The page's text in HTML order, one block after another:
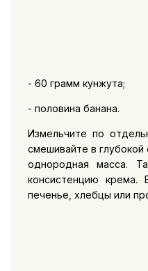
- 60 грамм кунжута;
- половина банана.
Измельчите по
смешивайте в глубокой
однородная масса.
консистенцию крема.
печенье, хлебцы или